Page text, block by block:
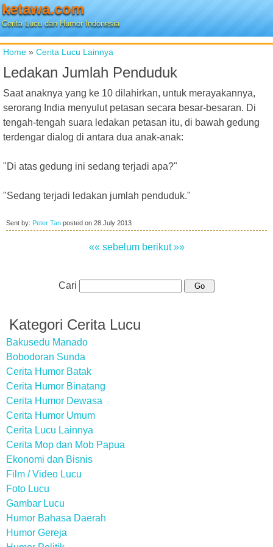
ketawa.com
Cerita Lucu dan Humor Indonesia
Home » Cerita Lucu Lainnya
Ledakan Jumlah Penduduk
Saat anaknya yang ke 10 dilahirkan, untuk merayakannya,
serorang India menyulut petasan secara besar-besaran. Di
tengah-tengah suara ledakan petasan itu, di bawah gedung
terdengar dialog di antara dua anak-anak:
"Di atas gedung ini sedang terjadi apa?"
"Sedang terjadi ledakan jumlah penduduk."
Sent by: Peter Tan posted on 28 July 2013
«« sebelum berikut »»
Cari
Kategori Cerita Lucu
Bakusedu Manado
Bobodoran Sunda
Cerita Humor Batak
Cerita Humor Binatang
Cerita Humor Dewasa
Cerita Humor Umum
Cerita Lucu Lainnya
Cerita Mop dan Mob Papua
Ekonomi dan Bisnis
Film / Video Lucu
Foto Lucu
Gambar Lucu
Humor Bahasa Daerah
Humor Gereja